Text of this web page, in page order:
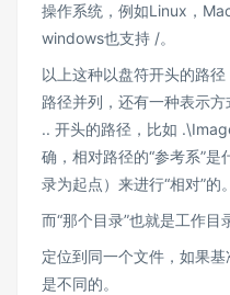
操作系统，例如Linux，
windows也支持 /。
以上这种以盘符开头的路
路径并列，还有一种表示
.. 开头的路径，比如
确，相对路径的“参考系”
录为起点）来进行“相对”的。
而“那个目录”也就是工作目
定位到同一个文件，如果
是不同的。